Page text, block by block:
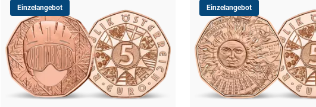
Einzelangebot Einzelangebot